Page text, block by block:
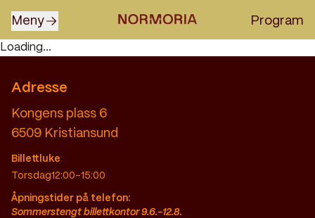
Meny
Openmenu
Program
Loading...
Adresse
Kongens plass 6
6509 Kristiansund
Billettluke
Torsdag12:00–15:00
Åpningstider på telefon:
Sommerstengt billettkontor 9.6.-12.8.